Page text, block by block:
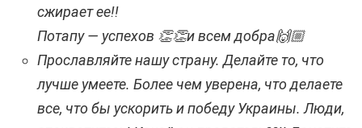
сжирает ее!!
Потапу — успехов 👏👏и всем добра🙌🏼
Прославляйте нашу страну. Делайте то, что
лучше умеете. Более чем уверена, что делаете
все, что бы ускорить и победу Украины. Люди,